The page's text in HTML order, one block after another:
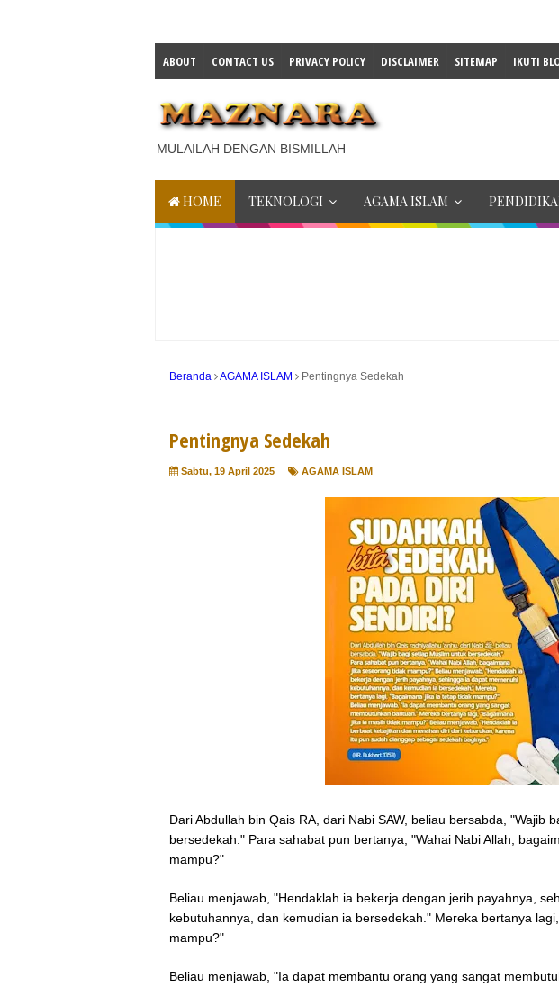
ABOUT CONTACT US PRIVACY POLICY DISCLAIMER SITEMAP IKUTI
MULAILAH DENGAN BISMILLAH
HOME TEKNOLOGI AGAMA ISLAM
Beranda AGAMA ISLAM Pentingnya Sedekah
Pentingnya Sedekah
Sabtu, 19 April 2025 AGAMA ISLAM
Dari Abdullah bin Qais RA, dari Nabi SAW, beliau bersabda, "Wajib
bersedekah." Para sahabat pun bertanya, "Wahai Nabi Allah,
mampu?"
Beliau menjawab, "Hendaklah ia bekerja dengan jerih payahnya,
kebutuhannya, dan kemudian ia bersedekah." Mereka bertanya
mampu?"
Beliau menjawab, "Ia dapat membantu orang yang sangat